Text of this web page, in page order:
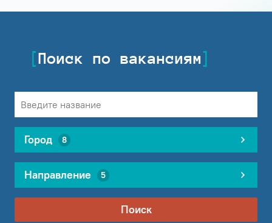
Поиск по вакансиям
Город 8
Направление 5
Поиск